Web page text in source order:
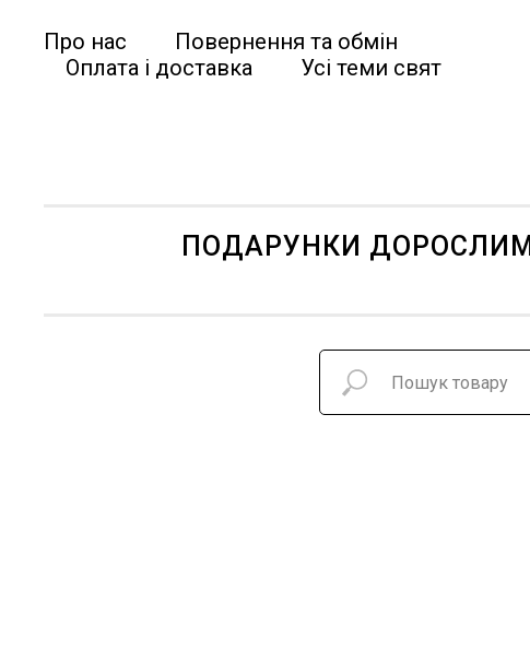
Про нас
Повернення та обмін
Оплата і доставка
Усі теми свят
ПОДАРУНКИ ДОРОСЛИМ